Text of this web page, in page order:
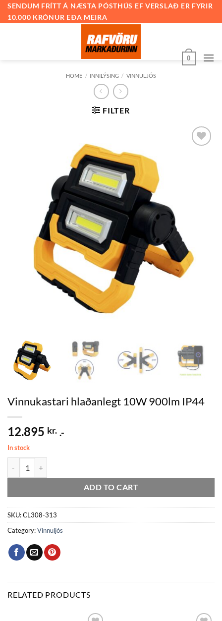
SkipSENDUM FRÍTT Á NÆSTA PÓSTHÚS EF VERSLAÐ ER FYRIR
10.000 KRÓNUR EÐA MEIRA
0
HOME / INNILÝSING / VINNULJÓS
FILTER
Vinnukastari hlaðanlegt 10W 900lm IP44
12.895 kr. .-
In stock
ADD TO CART
SKU:CL308-313
Category:Vinnuljós
RELATED PRODUCTS